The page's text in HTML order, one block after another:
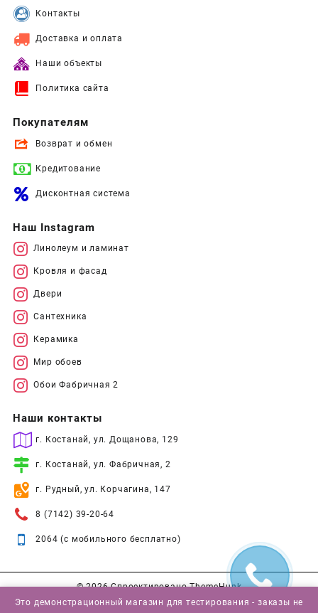
Контакты
Доставка и оплата
Наши объекты
Политика сайта
Покупателям
Возврат и обмен
Кредитование
Дисконтная система
Наш Instagram
Линолеум и ламинат
Кровля и фасад
Двери
Сантехника
Керамика
Мир обоев
Обои Фабричная 2
Наши контакты
г. Костанай, ул. Дощанова, 129
г. Костанай, ул. Фабричная, 2
г. Рудный, ул. Корчагина, 147
8 (7142) 39-20-64
2064 (с мобильного бесплатно)
© 2026Спроектировано ThemeHunk
Это демонстрационный магазин для тестирования - заказы не